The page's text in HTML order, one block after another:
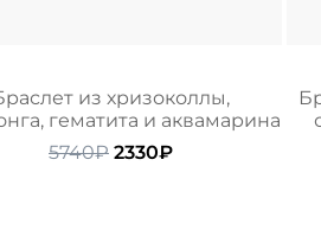
из хризоколлы,
гематита и аквамарина
5740₽ Первоначальная
2330₽Текущая